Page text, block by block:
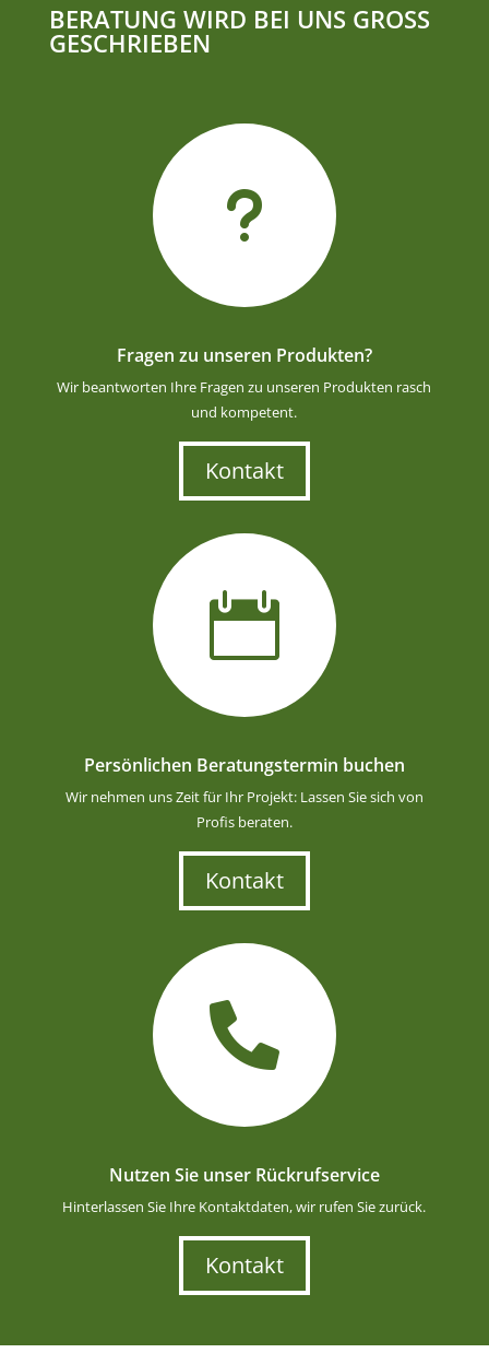
BERATUNG WIRD BEI UNS GROSS
GESCHRIEBEN
u
Fragen zu unseren Produkten?
Wir beantworten Ihre Fragen zu unseren Produkten rasch
und kompetent.
Kontakt

Persönlichen Beratungstermin buchen
Wir nehmen uns Zeit für Ihr Projekt: Lassen Sie sich von
Profis beraten.
Kontakt

Nutzen Sie unser Rückrufservice
Hinterlassen Sie Ihre Kontaktdaten, wir rufen Sie zurück.
Kontakt